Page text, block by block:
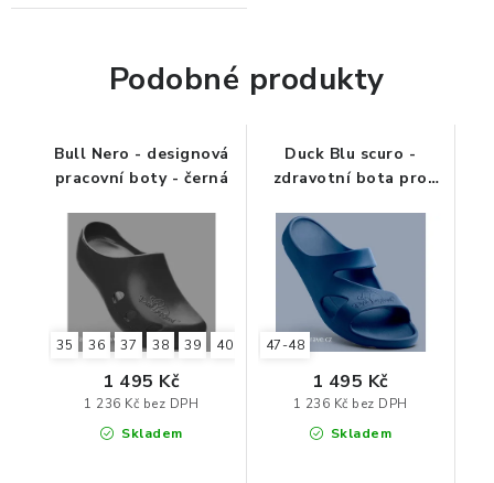
Podobné produkty
Bull Nero - designová
pracovní boty - černá
35 36 37 38 39 40 42 43 44 45 46
Skladem
1 236 Kč bez DPH
1 495 Kč
Duck Blu scuro -
zdravotní bota pro
47-48
Skladem
1 236 Kč bez DPH
1 495 Kč